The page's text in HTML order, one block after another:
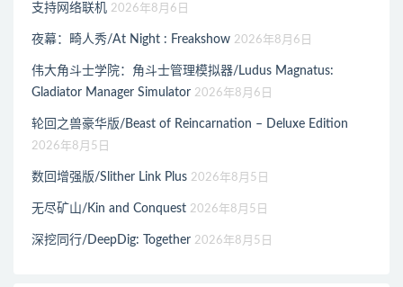
支持网络联机 2026年8月6日
夜幕：畸人秀/At Night : Freakshow 2026年8月6日
伟大角斗士学院：角斗士管理模拟器/Ludus Magnatus:
Gladiator Manager Simulator 2026年8月6日
轮回之兽豪华版/Beast of Reincarnation – Deluxe Edition
2026年8月5日
数回增强版/Slither Link Plus 2026年8月5日
无尽矿山/Kin and Conquest 2026年8月5日
深挖同行/DeepDig: Together 2026年8月5日